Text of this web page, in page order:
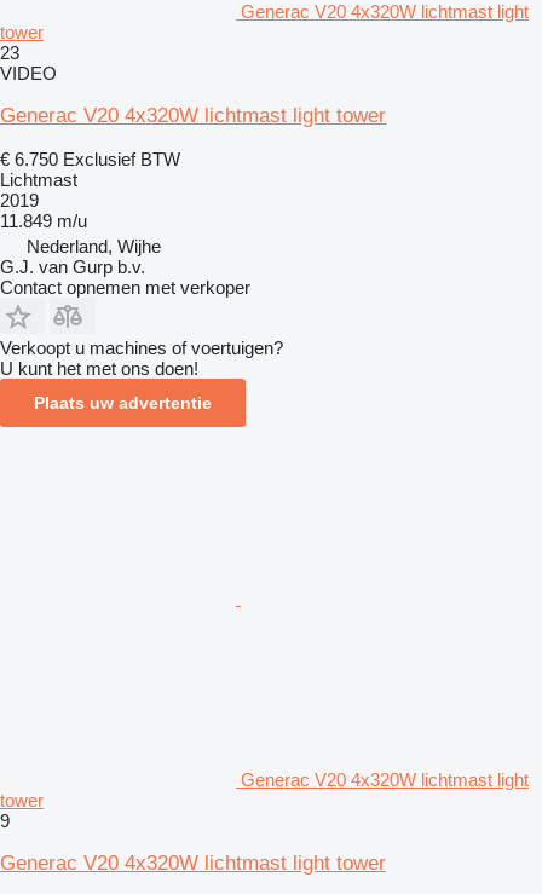
Generac V20 4x320W lichtmast light
tower
23
VIDEO
Generac V20 4x320W lichtmast light tower
€ 6.750 Exclusief BTW
Lichtmast
2019
11.849 m/u
Nederland, Wijhe
G.J. van Gurp b.v.
Contact opnemen met verkoper
Verkoopt u machines of voertuigen?
U kunt het met ons doen!
Plaats uw advertentie
Generac V20 4x320W lichtmast light
tower
9
Generac V20 4x320W lichtmast light tower